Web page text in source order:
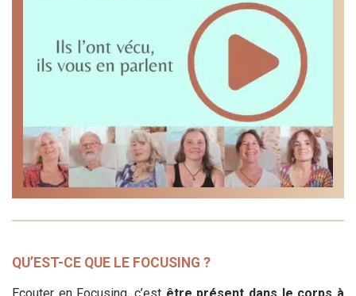
QU’EST-CE QUE LE FOCUSING ?
Ecouter en Focusing, c’est être présent dans le corps à